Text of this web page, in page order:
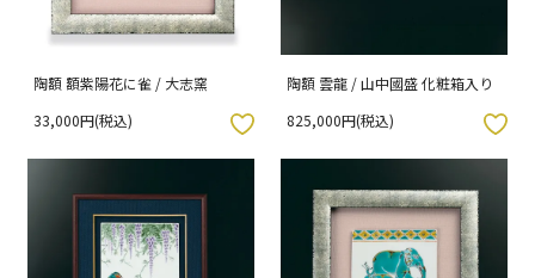
陶額 額紫陽花に雀 / 大志窯
33,000円(税込)
陶額 雲龍 / 山中國盛 化粧箱入り
825,000円(税込)
お気に入りボタン